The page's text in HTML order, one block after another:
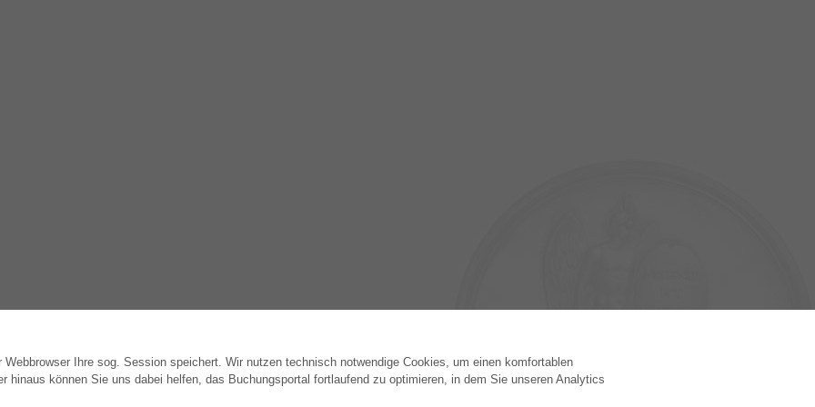
Ihre sog. Session speichert. Wir nutzen technisch notwendige Cookies, um einen komfortablen
hinaus können Sie uns dabei helfen, das Buchungsportal fortlaufend zu optimieren, in dem Sie unseren Analytics
WEBSHOP AUTOR WERDEN VERLAG